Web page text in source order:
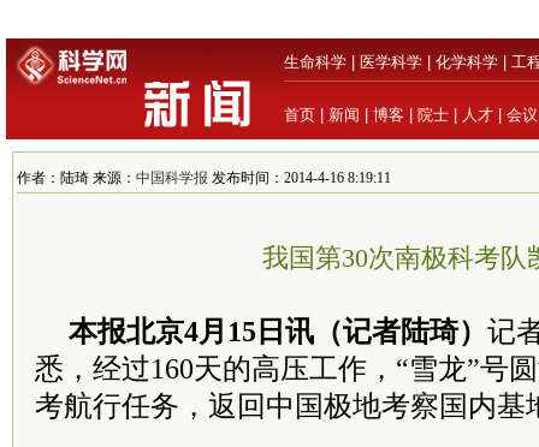
生命科学 医学科学 化学科学 工
首页 新闻 博客 院士 人才 会议
作者：陆琦 来源： 中国科学报 发布时间：2014-4-16 8:19:11
我国第30次南极科考队
本报北京4月15日讯（记者陆琦） 记
悉，经过160天的高压工作，“雪龙”号
考航行任务，返回中国极地考察国内基